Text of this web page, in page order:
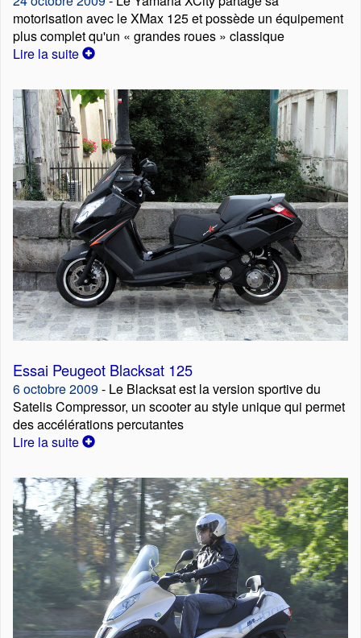
motorisation avec le XMax 125 et possède un équipement
plus complet qu'un « grandes roues » classique
Lire la suite
Essai Peugeot Blacksat 125
6 octobre 2009- Le Blacksat est la version sportive du
Satelis Compressor, un scooter au style unique qui permet
des accélérations percutantes
Lire la suite